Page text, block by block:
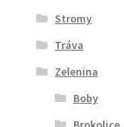
Stromy
Tráva
Zelenina
Boby